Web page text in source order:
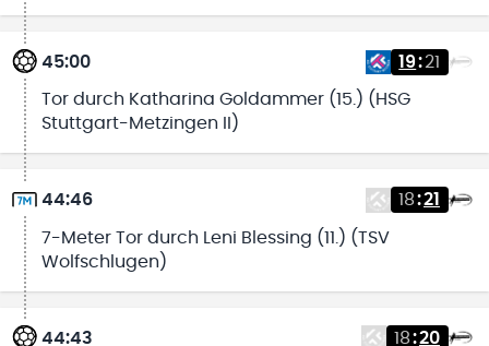
45:00 19:21
Tor durch Katharina Goldammer (15.) (HSG
Stuttgart-Metzingen II)
44:46 18:21
7-Meter Tor durch Leni Blessing (11.) (TSV
Wolfschlugen)
44:43 18:20